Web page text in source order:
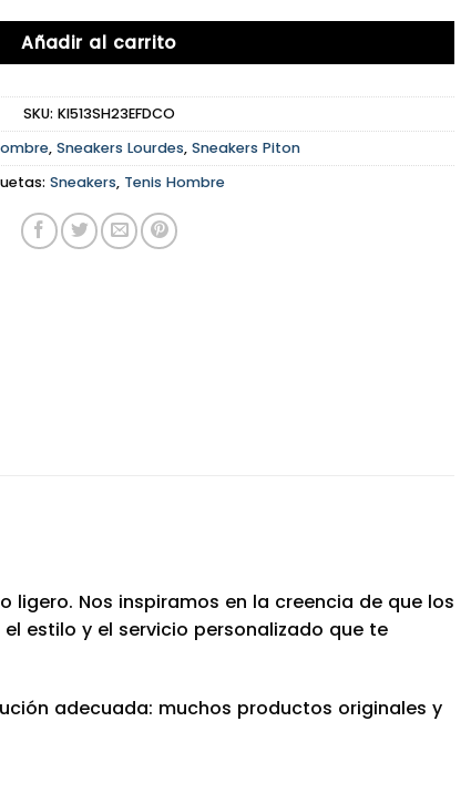
Añadir al carrito
SKU: KI513SH23EFDCO
, Sneakers Lourdes, Sneakers Piton
Sneakers, Tenis Hombre
Nos inspiramos en la creencia de que los
estilo y el servicio personalizado que te
adecuada: muchos productos originales y